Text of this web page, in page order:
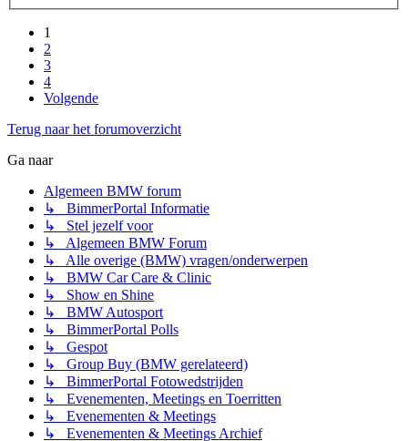
1
2
3
4
Volgende
Terug naar het forumoverzicht
Ga naar
Algemeen BMW forum
↳ BimmerPortal Informatie
↳ Stel jezelf voor
↳ Algemeen BMW Forum
↳ Alle overige (BMW) vragen/onderwerpen
↳ BMW Car Care & Clinic
↳ Show en Shine
↳ BMW Autosport
↳ BimmerPortal Polls
↳ Gespot
↳ Group Buy (BMW gerelateerd)
↳ BimmerPortal Fotowedstrijden
↳ Evenementen, Meetings en Toerritten
↳ Evenementen & Meetings
↳ Evenementen & Meetings Archief